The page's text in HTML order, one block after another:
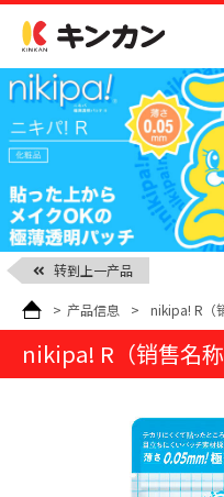
转到上一产品
> 产品信息 > nikipa! R
nikipa! R （销售名